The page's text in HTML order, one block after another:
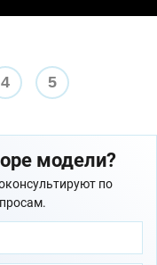
4 5
модели?
по